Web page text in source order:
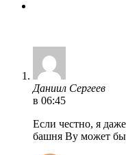
Даниил Сергеев
в 06:45
Если честно, я
башня Ву может